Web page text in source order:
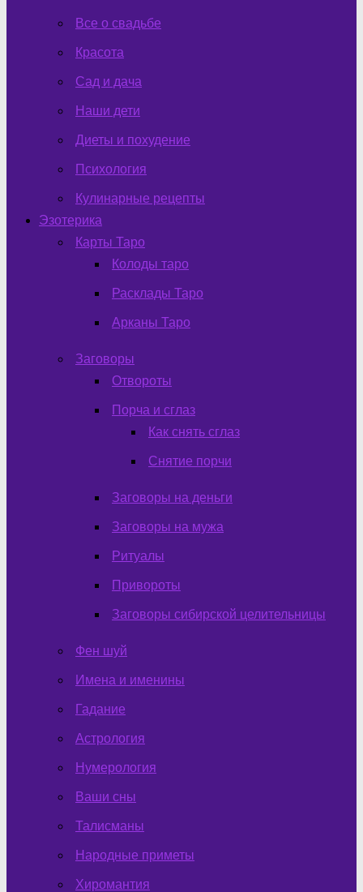
Все о свадьбе
Красота
Сад и дача
Наши дети
Диеты и похудение
Психология
Кулинарные рецепты
Эзотерика
Карты Таро
Колоды таро
Расклады Таро
Арканы Таро
Заговоры
Отвороты
Порча и сглаз
Как снять сглаз
Снятие порчи
Заговоры на деньги
Заговоры на мужа
Ритуалы
Привороты
Заговоры сибирской целительницы
Фен шуй
Имена и именины
Гадание
Астрология
Нумерология
Ваши сны
Талисманы
Народные приметы
Хиромантия